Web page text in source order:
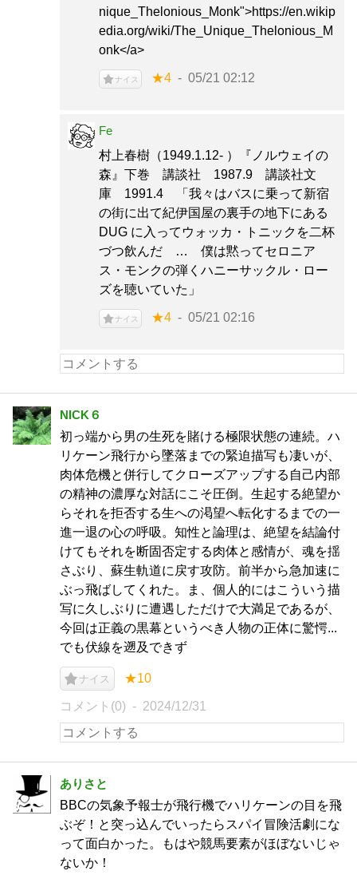
nique_Thelonious_Monk">https://en.wikip
edia.org/wiki/The_Unique_Thelonious_M
onk</a>
ナイス ★4 05/21 02:12
Fe
村上春樹（1949.1.12- ）『ノルウェイの
森』下巻 講談社 1987.9 講談社文
庫 1991.4 「我々はバスに乗って新宿
の街に出て紀伊国屋の裏手の地下にある
DUG に入ってウォッカ・トニックを二杯
づつ飲んだ … 僕は黙ってセロニア
ス・モンクの弾くハニーサックル・ロー
ズを聴いていた」
ナイス ★4 05/21 02:16
NICK６
初っ端から男の生死を賭ける極限状態の連続。ハ
リケーン飛行から墜落までの緊迫描写も凄いが、
肉体危機と併行してクローズアップする自己内部
の精神の濃厚な対話にこそ圧倒。生起する絶望か
らそれを拒否する生への渇望へ転化するまでの一
進一退の心の呼吸。知性と論理は、絶望を結論付
けてもそれを断固否定する肉体と感情が、魂を揺
さぶり、蘇生軌道に戻す攻防。前半から急加速に
ぶっ飛ばしてくれた。ま、個人的にはこういう描
写に久しぶりに遭遇しただけで大満足であるが、
今回は正義の黒幕というべき人物の正体に驚愕...
でも伏線を遡及できず
ナイス ★10
コメント(0) 2024/12/31
ありさと
BBCの気象予報士が飛行機でハリケーンの目を飛
ぶぞ！と突っ込んでいったらスパイ冒険活劇にな
って面白かった。もはや競馬要素がほぼないじゃ
ないか！